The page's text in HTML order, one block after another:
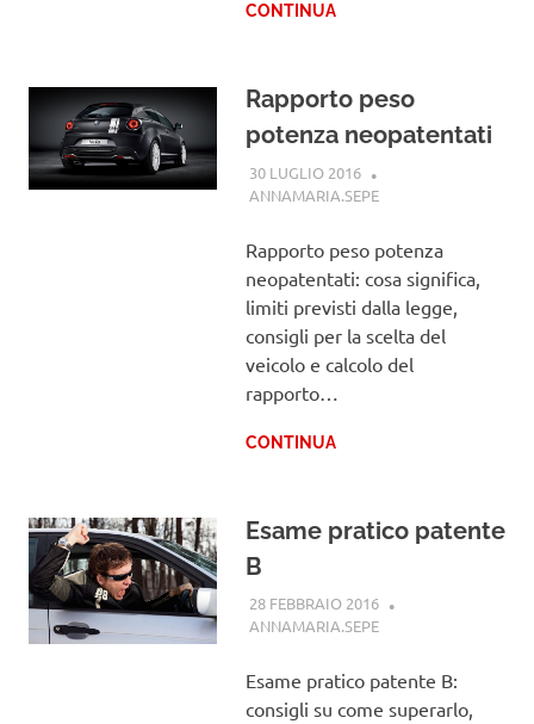
CONTINUA
Rapporto peso
potenza neopatentati
30 LUGLIO 2016
ANNAMARIA.SEPEPATENTE
Rapporto peso potenza
neopatentati: cosa significa,
limiti previsti dalla legge,
consigli per la scelta del
veicolo e calcolo del
rapporto…
CONTINUA
Esame pratico patente
B
28 FEBBRAIO 2016
ANNAMARIA.SEPEPATENTE
Esame pratico patente B:
consigli su come superarlo,